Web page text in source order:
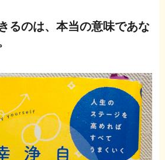
るのは、本当の意味であな